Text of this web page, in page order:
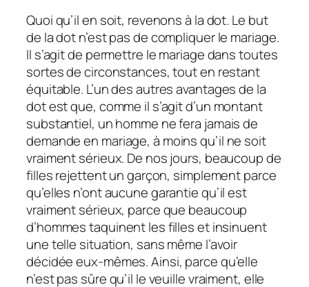
Quoi qu’il en soit, revenons à la dot. Le but
de la dot n’est pas de compliquer le mariage.
Il s’agit de permettre le mariage dans toutes
sortes de circonstances, tout en restant
équitable. L’un des autres avantages de la
dot est que, comme il s’agit d’un montant
substantiel, un homme ne fera jamais de
demande en mariage, à moins qu’il ne soit
vraiment sérieux. De nos jours, beaucoup de
filles rejettent un garçon, simplement parce
qu’elles n’ont aucune garantie qu’il est
vraiment sérieux, parce que beaucoup
d’hommes taquinent les filles et insinuent
une telle situation, sans même l’avoir
décidée eux-mêmes. Ainsi, parce qu’elle
n’est pas sûre qu’il le veuille vraiment, elle